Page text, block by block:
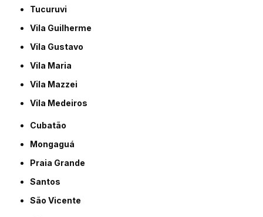
Tucuruvi
Vila Guilherme
Vila Gustavo
Vila Maria
Vila Mazzei
Vila Medeiros
Cubatão
Mongaguá
Praia Grande
Santos
São Vicente